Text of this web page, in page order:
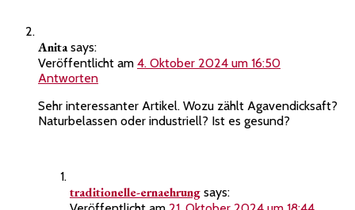
Anita says:
Veröffentlicht am 4. Oktober 2024 um 16:50
Antworten
Sehr interessanter Artikel. Wozu zählt Agavendicksaft?
Naturbelassen oder industriell? Ist es gesund?
traditionelle-ernaehrung says: